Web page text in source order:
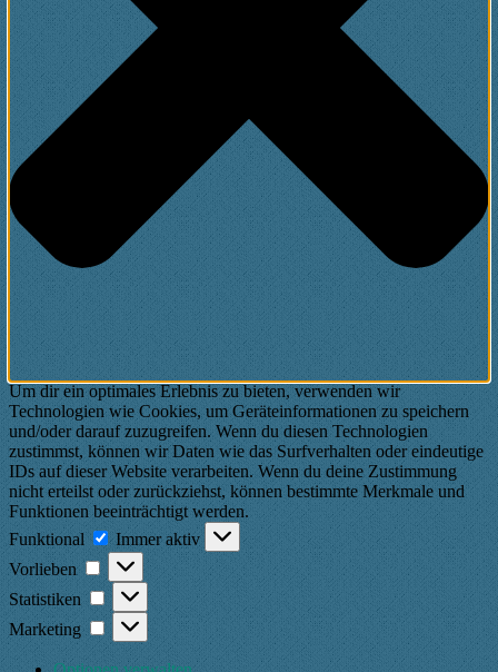
Um dir ein optimales Erlebnis zu bieten, verwenden wir
Technologien wie Cookies, um Geräteinformationen zu speichern
und/oder darauf zuzugreifen. Wenn du diesen Technologien
zustimmst, können wir Daten wie das Surfverhalten oder eindeutige
IDs auf dieser Website verarbeiten. Wenn du deine Zustimmung
nicht erteilst oder zurückziehst, können bestimmte Merkmale und
Funktionen beeinträchtigt werden.
Funktional
Funktional
Immer aktiv
Vorlieben
Vorlieben
Statistiken Statistiken
Marketing Marketing